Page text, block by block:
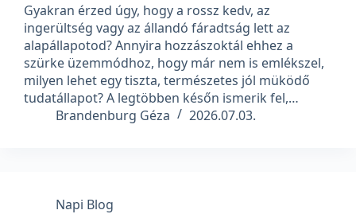
Gyakran érzed úgy, hogy a rossz kedv, az
ingerültség vagy az állandó fáradtság lett az
alapállapotod? Annyira hozzászoktál ehhez a
szürke üzemmódhoz, hogy már nem is emlékszel,
milyen lehet egy tiszta, természetes jól müködő
tudatállapot? A legtöbben későn ismerik fel,…
Brandenburg Géza
2026.07.03.
Napi Blog